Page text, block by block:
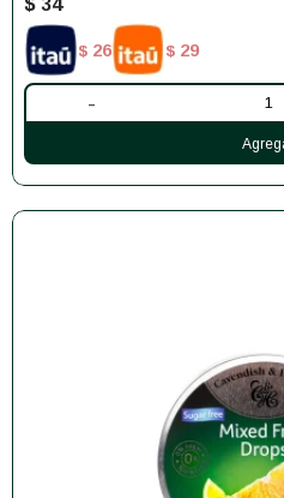
$ 34
$ 26 $ 29
-